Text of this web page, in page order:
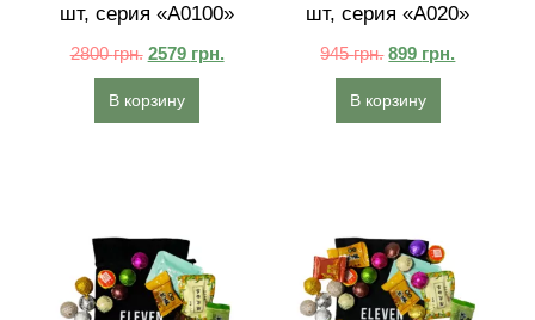
шт, серия «A0100»
2800грн. 2579 грн.
В корзину
шт, серия «A020»
945грн. 899 грн.
В корзину